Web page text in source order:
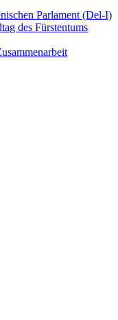
Parlament (Del-I)
des Fürstentums